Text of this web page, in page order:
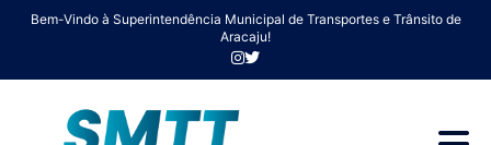
Bem-Vindo à Superintendência Municipal de Transportes e Trânsito de
Aracaju!